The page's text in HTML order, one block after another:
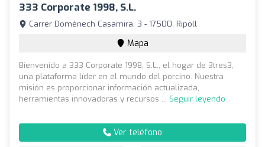
333 Corporate 1998, S.L.
Carrer Domènech Casamira, 3 - 17500, Ripoll
Mapa
Bienvenido a 333 Corporate 1998, S.L., el hogar de 3tres3,
una plataforma líder en el mundo del porcino. Nuestra
misión es proporcionar información actualizada,
herramientas innovadoras y recursos ... Seguir leyendo
Ver teléfono